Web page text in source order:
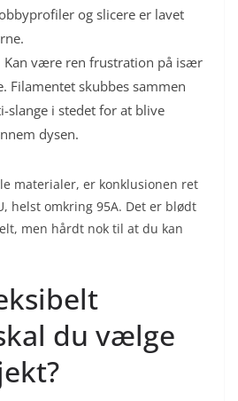
og slicere er lavet
Kan være ren frustration på især
Filamentet skubbes sammen
slange i stedet for at blive
dysen.
materialer, er konklusionen ret
helst omkring 95A. Det er blødt
men hårdt nok til at du kan
du vælge